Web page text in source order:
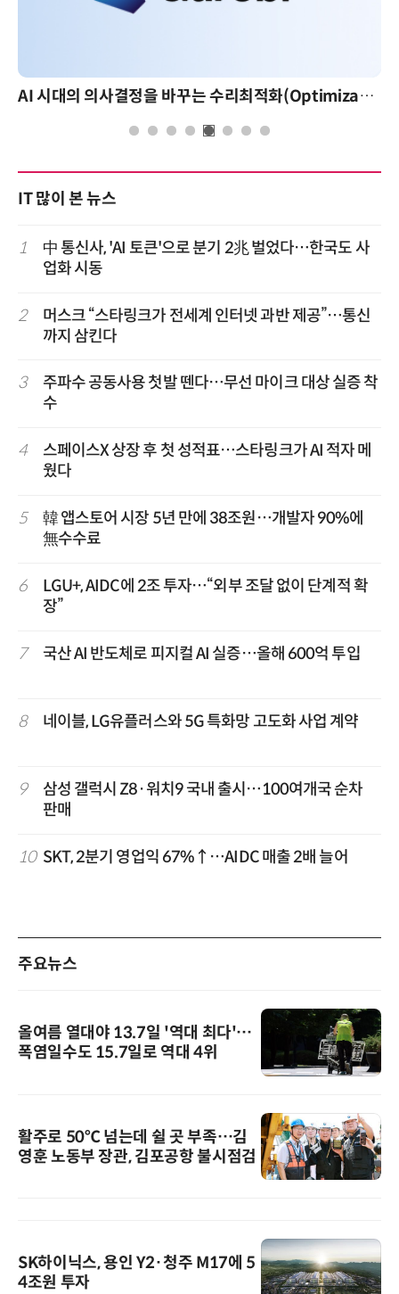
AI 시대의 의사결정을 바꾸는 수리최적화(Optimization): 실제 산업 적용 사례와 활용 전략
IT 많이 본 뉴스
1
中 통신사, 'AI 토큰'으로 분기 2兆 벌었다…한국도 사
업화 시동
2
머스크 “스타링크가 전세계 인터넷 과반 제공”…통신
까지 삼킨다
3
주파수 공동사용 첫발 뗀다…무선 마이크 대상 실증 착
수
4
스페이스X 상장 후 첫 성적표…스타링크가 AI 적자 메
웠다
5
韓 앱스토어 시장 5년 만에 38조원…개발자 90%에
無수수료
6
LGU+, AIDC에 2조 투자…“외부 조달 없이 단계적 확
장”
7 국산 AI 반도체로 피지컬 AI 실증…올해 600억 투입
8 네이블, LG유플러스와 5G 특화망 고도화 사업 계약
9
삼성 갤럭시 Z8·워치9 국내 출시…100여개국 순차
판매
10 SKT, 2분기 영업익 67%↑…AIDC 매출 2배 늘어
주요뉴스
올여름 열대야 13.7일 '역대 최다'…
폭염일수도 15.7일로 역대 4위
활주로 50℃ 넘는데 쉴 곳 부족…김
영훈 노동부 장관, 김포공항 불시점검
SK하이닉스, 용인 Y2·청주 M17에 5
4조원 투자